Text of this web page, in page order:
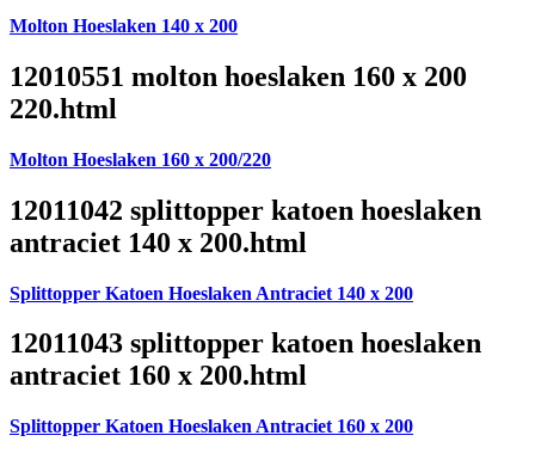
Molton Hoeslaken 140 x 200
12010551 molton hoeslaken 160 x 200
220.html
Molton Hoeslaken 160 x 200/220
12011042 splittopper katoen hoeslaken
antraciet 140 x 200.html
Splittopper Katoen Hoeslaken Antraciet 140 x 200
12011043 splittopper katoen hoeslaken
antraciet 160 x 200.html
Splittopper Katoen Hoeslaken Antraciet 160 x 200